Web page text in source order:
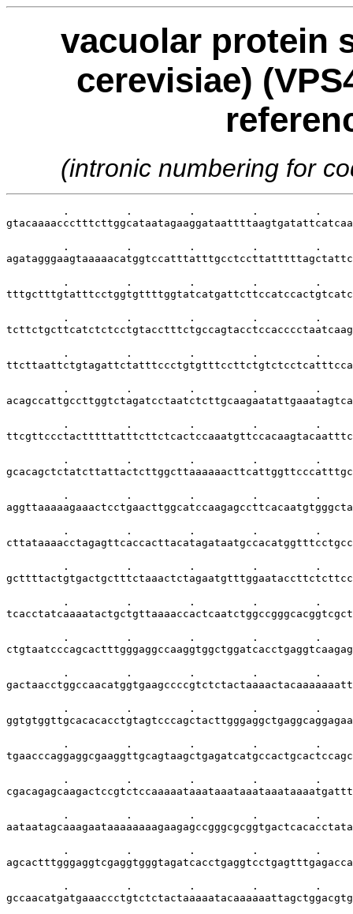
vacuolar protein
cerevisiae)
(intronic numbering for
.         .         .         .         .
.         .         .         .         .
.         .         .         .         .
.         .         .         .         .
.         .         .         .         .
.         .         .         .         .
.         .         .         .         .
.         .         .         .         .
.         .         .         .         .
.         .         .         .         .
.         .         .         .         .
.         .         .         .         .
.         .         .         .         .
.         .         .         .         .
.         .         .         .         .
.         .         .         .         .
.         .         .         .         .
.         .         .         .         .
.         .         .         .         .
.         .         .         .         .